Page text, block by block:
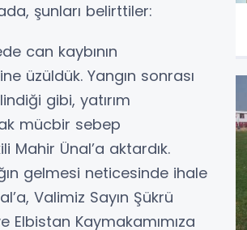
şunları belirttiler:
can kaybının
üzüldük. Yangın sonrası
gibi, yatırım
mücbir sebep
Mahir Ünal’a aktardık.
gelmesi neticesinde ihale
Valimiz Sayın Şükrü
Kaymakamımıza